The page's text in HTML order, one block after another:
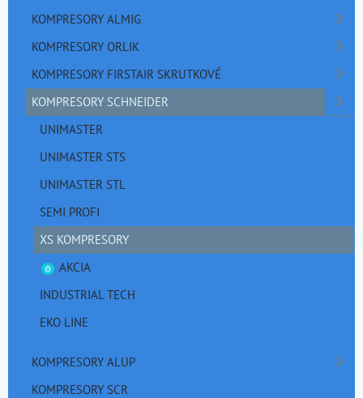
KOMPRESORY ALMIG
KOMPRESORY ORLIK
KOMPRESORY FIRSTAIR SKRUTKOVÉ
KOMPRESORY SCHNEIDER
UNIMASTER
UNIMASTER STS
UNIMASTER STL
SEMI PROFI
XS KOMPRESORY
AKCIA
INDUSTRIAL TECH
EKO LINE
KOMPRESORY ALUP
KOMPRESORY SCR